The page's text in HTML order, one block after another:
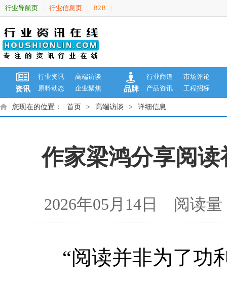
行业导航页 行业信息页 B2B
资讯
行业资讯
高端访谈
原料动态
企业聚焦 品牌
行业商道
市场评论
产品资讯
工程招标
您现在的位置： 首页 > 高端访谈 > 详细信息
作家梁鸿分享阅
2026年05月14日 阅读
“阅读并非为了功